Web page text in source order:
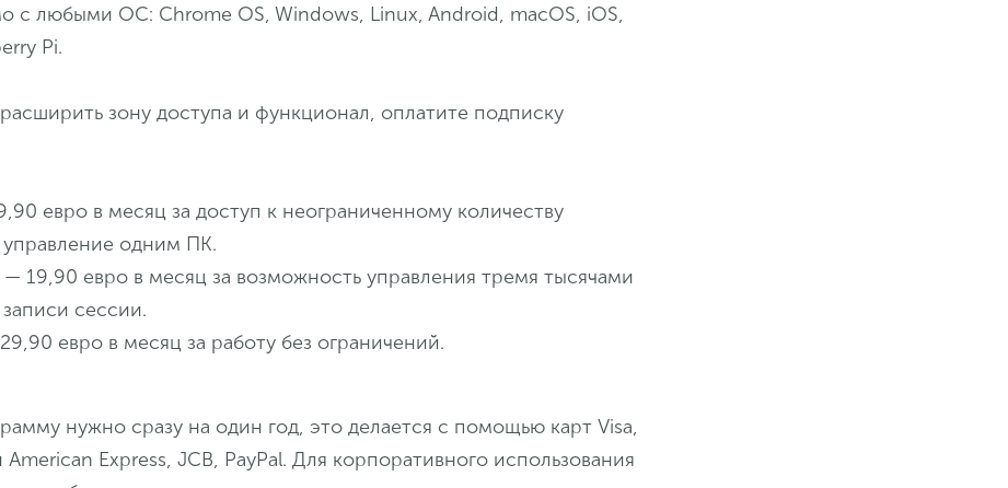
с любыми ОС: Chrome OS, Windows, Linux, Android, macOS, iOS,
Pi.
зону доступа и функционал, оплатите подписку
евро в месяц за доступ к неограниченному количеству
управление одним ПК.
19,90 евро в месяц за возможность управления тремя тысячами
сессии.
евро в месяц за работу без ограничений.
нужно сразу на один год, это делается с помощью карт Visa,
American Express, JCB, PayPal. Для корпоративного использования